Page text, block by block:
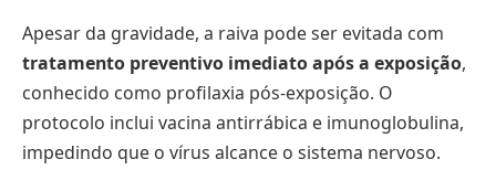
Apesar da gravidade, a raiva pode ser evitada com
tratamento preventivo imediato após a exposição,
conhecido como profilaxia pós-exposição. O
protocolo inclui vacina antirrábica e imunoglobulina,
impedindo que o vírus alcance o sistema nervoso.